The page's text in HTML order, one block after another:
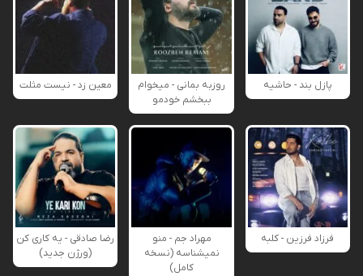
پازل بند - حاشیه
روزبه بمانی - میخوام
ببخشم خودمو
معین زد - نیست مثلت
فرزاد فرزین - کلبه
مهراد جم - منو
نمیشناسه (نسخه
کامل)
رضا صادقی - یه کاری کن
(ورژن جدید)